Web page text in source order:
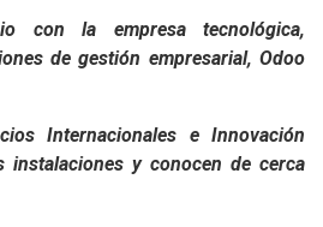
con la empresa tecnológica,
de gestión empresarial, Odoo
Internacionales e Innovación
instalaciones y conocen de cerca